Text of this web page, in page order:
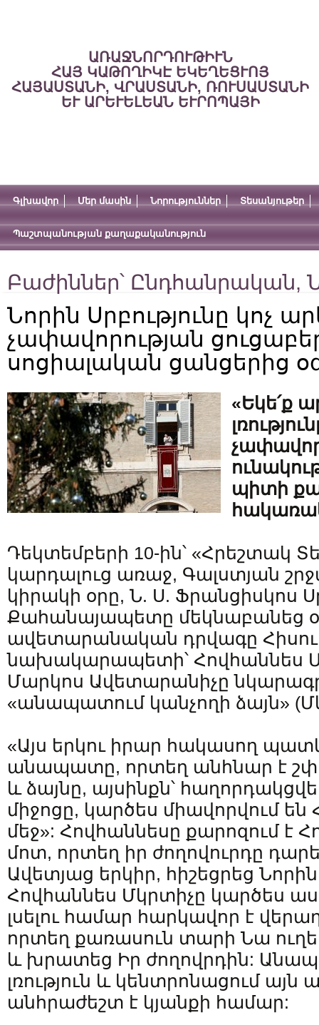
ԱՌԱՋՆՈՐԴՈՒԹԻՒՆ
ՀԱՅ ԿԱԹՈՂԻԿԷ ԵԿԵՂԵՑՒՈՅ
ՀԱՅԱՍՏԱՆԻ, ՎՐԱՍՏԱՆԻ, ՌՈՒՍԱՍՏԱՆԻ
ԵՒ ԱՐԵՒԵԼԵԱՆ ԵՒՐՈՊԱՅԻ
Գլխավոր Մեր մասին Նորություններ Տեսանյութեր
Պաշտպանության քաղաքականություն
Բաժիններ՝ Ընդհանրական,
Նորին Սրբությունը կոչ
չափավորության
սոցիալական ցանցերից
«Եկե՛ք
պիտի
Դեկտեմբերի 10-ին՝ «Հրեշտակ
կարդալուց առաջ, Գալստյան
կիրակի օրը, Ն. Ս. Ֆրանցիսկոս
Քահանայապետը մեկնաբանեց
ավետարանական դրվագը
նախակարապետի՝ Հովհաննես
Մարկոս Ավետարանիչը
«անապատում կանչողի ձայն»
«Այս երկու իրար հակասող
անապատը, որտեղ անհնար է
և ձայնը, այսինքն՝
միջոցը, կարծես միավորվում
մեջ»: Հովհաննեսը քարոզում է
մոտ, որտեղ իր ժողովուրդը
Ավետյաց երկիր, հիշեցրեց Նորին
Հովհաննես Մկրտիչը կարծես
լսելու համար հարկավոր է
որտեղ քառասուն տարի Նա
և խրատեց Իր ժողովրդին:
լռություն և կենտրոնացում այն
անհրաժեշտ է կյանքի համար: